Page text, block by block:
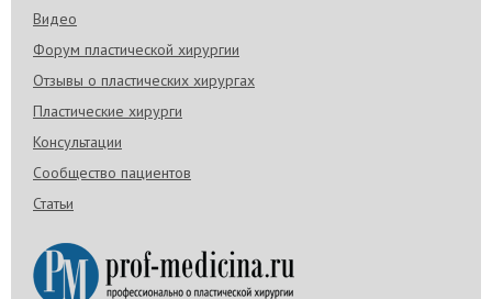
Видео
Форум пластической хирургии
Отзывы о пластических хирургах
Пластические хирурги
Консультации
Сообщество пациентов
Статьи